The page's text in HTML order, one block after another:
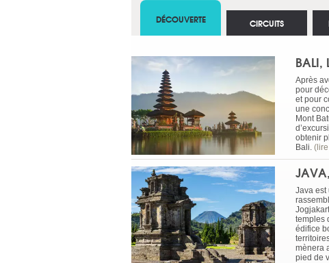
DÉCOUVERTE
BALI,
Après
pour
et pour
une
Mont
obtenir
Bali.
JAVA,
Java est
temples
édifice
mènera
pied de
CIRCUITS